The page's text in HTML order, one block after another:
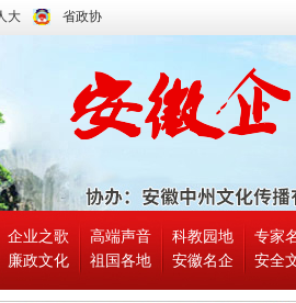
大 省政协
企业之歌 高端声音 科教园地
专家
廉政文化 祖国各地 安徽名企 安全